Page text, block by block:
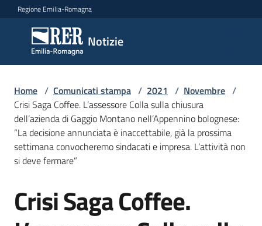
Vai al contenuto
Vai alla navigazione
Vai al footer
Regione Emilia-Romagna
Notizie
Notizie
Comunicati
stampa
Menu selezionato
Cerca
un
comunicato
Risorse
Home / Comunicati stampa / 2021 / Novembre /
Crisi Saga Coffee. L’assessore Colla sulla chiusura
dell’azienda di Gaggio Montano nell’Appennino bolognese:
“La decisione annunciata è inaccettabile, già la prossima
settimana convocheremo sindacati e impresa. L’attività non
si deve fermare”
Salta al contenuto
Crisi Saga Coffee.